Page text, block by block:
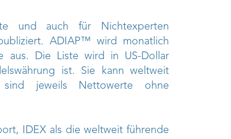
und auch für Nichtexperten
ADIAP™ wird monatlich
aus. Die Liste wird in US-Dollar
ist. Sie kann weltweit
jeweils Nettowerte ohne
IDEX als die weltweit führende